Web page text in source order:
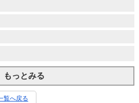
もっとみる
覧へ戻る